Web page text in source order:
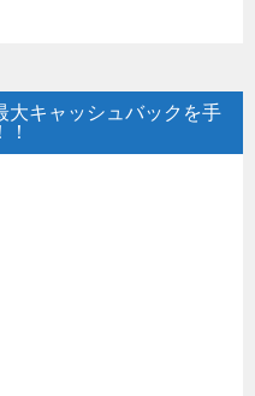
大キャッシュバックを手